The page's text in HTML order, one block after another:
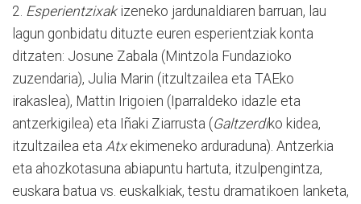
2. Esperientzixak izeneko jardunaldiaren barruan, lau
lagun gonbidatu dituzte euren esperientziak konta
ditzaten: Josune Zabala (Mintzola Fundazioko
zuzendaria), Julia Marin (itzultzailea eta TAEko
irakaslea), Mattin Irigoien (Iparraldeko idazle eta
antzerkigilea) eta Iñaki Ziarrusta (Galtzerdiko kidea,
itzultzailea eta Atxekimeneko arduraduna). Antzerkia
eta ahozkotasuna abiapuntu hartuta, itzulpengintza,
euskara batua vs. euskalkiak, testu dramatikoen lanketa,